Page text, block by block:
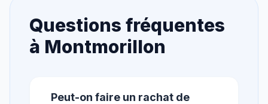
Questions fréquentes
à Montmorillon
Peut-on faire un rachat de